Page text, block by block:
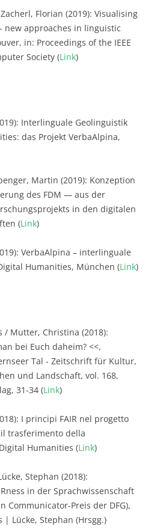
Florian (2019): Visualising
new approaches in linguistic
in: Proceedings of the IEEE
Society (Link)
Interlinguale Geolinguistik
das Projekt VerbaAlpina,
Martin (2019): Konzeption
des FDM — aus der
in den digitalen
(Link)
VerbaAlpina – interlinguale
Humanities, München (Link)
/ Mutter, Christina (2018):
bei Euch daheim? <<,
Tal - Zeitschrift für Kultur,
und Landschaft, vol. 168,
31-34 (Link)
I principi FAIR nel progetto
trasferimento della
Humanities (Link)
Stephan (2018):
in der Sprachwissenschaft
Communicator-Preis der DFG),
| Lücke, Stephan (Hrsgg.)